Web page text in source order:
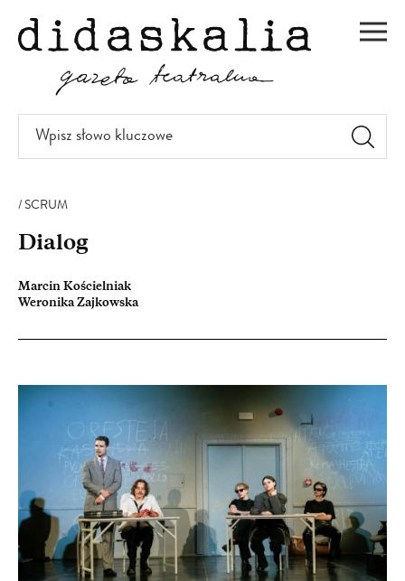
DO
TREŚCI
Wpisz
słowo
SCRUM
Dialog
Marcin Kościelniak
Weronika Zajkowska